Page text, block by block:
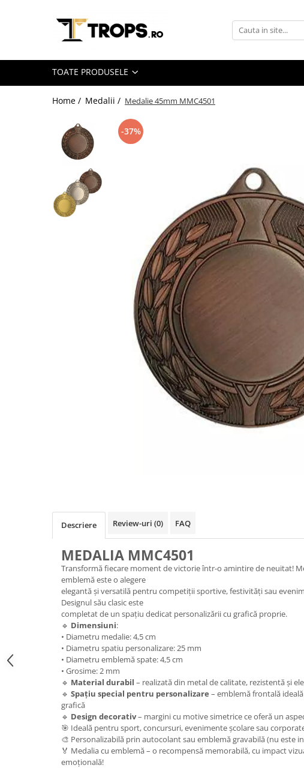
Toate Produsele
Medalii Tematice
Medalii Non-Tematice
Accesorii Medalii
Snur Medalie
Medalii Personalizate
Personalizari Medalii
Suport medalii
Trofee Acril
Trofee Rasina
Trofee Metalice
Accesorii Trofee
TOATE PRODUSELE
Home / Medalii / Medalie 45mm MMC4501
-37%
Descriere Review-uri (0) FAQ
MEDALIA MMC4501
Transformă fiecare moment de victorie într-o amintire de neuitat!
emblemă este o alegere
elegantă și versatilă pentru competiții sportive, festivități sau
Designul său clasic este
completat de un spațiu dedicat personalizării cu grafică proprie.
🔹 Dimensiuni:
• Diametru medalie: 4,5 cm
• Diametru spatiu personalizare: 25 mm
• Diametru emblemă spate: 4,5 cm
• Grosime: 2 mm
🔹 Material durabil – realizată din metal de calitate, rezistentă și
🔹 Spațiu special pentru personalizare – emblemă frontală
grafică
🔹 Design decorativ– margini cu motive simetrice ce oferă un
🎯 Ideală pentru sport, concursuri, evenimente școlare sau
🎨 Personalizabilă prin autocolant sau emblemă gravabilă (nu este
🏅 Medalia cu emblemă – o recompensă memorabilă, cu impact
emoțională!